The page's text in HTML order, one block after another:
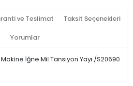
ve Teslimat Taksit Seçenekleri
Yorumlar
İğne Mil Tansiyon Yayı /S20690